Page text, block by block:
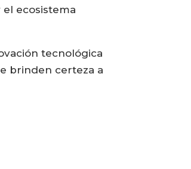
ecosistema
tecnológica
brinden certeza a